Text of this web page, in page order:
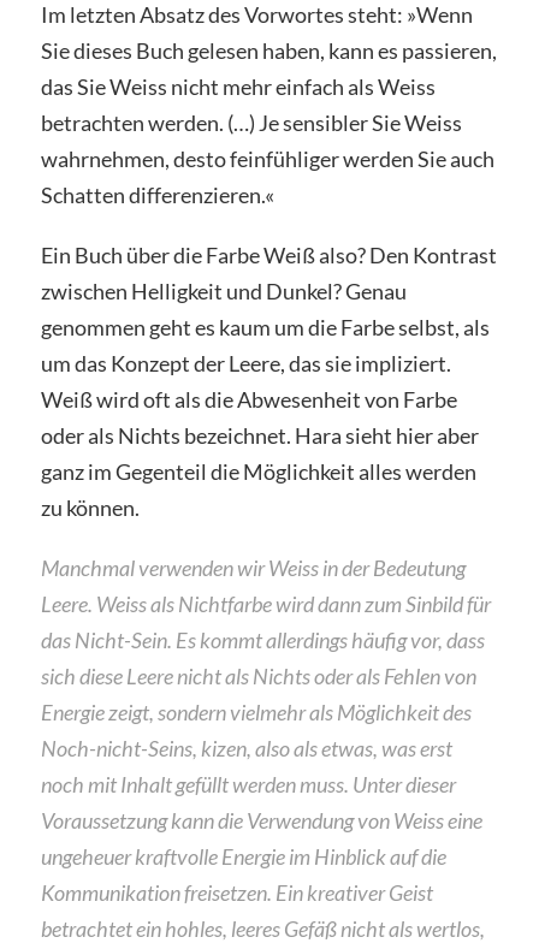
Im letzten Absatz des Vorwortes steht: »Wenn
Sie dieses Buch gelesen haben, kann es passieren,
das Sie Weiss nicht mehr einfach als Weiss
betrachten werden. (…) Je sensibler Sie Weiss
wahrnehmen, desto feinfühliger werden Sie auch
Schatten differenzieren.«
Ein Buch über die Farbe Weiß also? Den Kontrast
zwischen Helligkeit und Dunkel? Genau
genommen geht es kaum um die Farbe selbst, als
um das Konzept der Leere, das sie impliziert.
Weiß wird oft als die Abwesenheit von Farbe
oder als Nichts bezeichnet. Hara sieht hier aber
ganz im Gegenteil die Möglichkeit alles werden
zu können.
Manchmal verwenden wir Weiss in der Bedeutung
Leere. Weiss als Nichtfarbe wird dann zum Sinbild für
das Nicht-Sein. Es kommt allerdings häufig vor, dass
sich diese Leere nicht als Nichts oder als Fehlen von
Energie zeigt, sondern vielmehr als Möglichkeit des
Noch-nicht-Seins, kizen, also als etwas, was erst
noch mit Inhalt gefüllt werden muss. Unter dieser
Voraussetzung kann die Verwendung von Weiss eine
ungeheuer kraftvolle Energie im Hinblick auf die
Kommunikation freisetzen. Ein kreativer Geist
betrachtet ein hohles, leeres Gefäß nicht als wertlos,